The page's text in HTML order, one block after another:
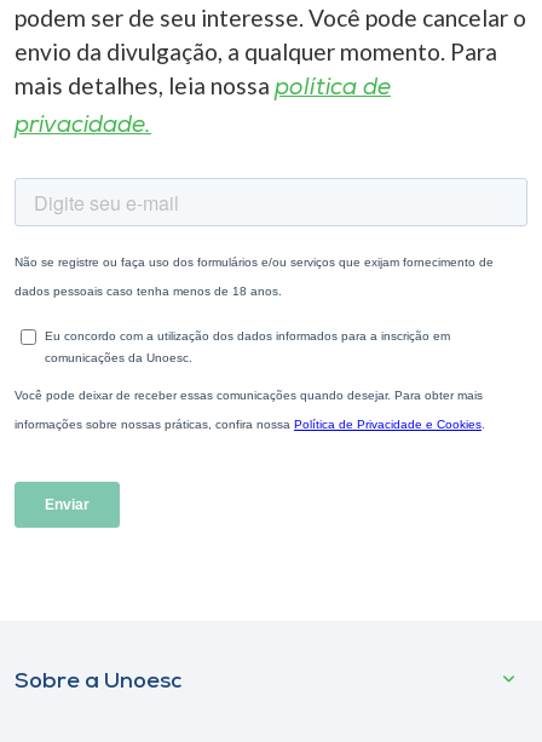
podem ser de seu interesse. Você pode cancelar o
envio da divulgação, a qualquer momento. Para
mais detalhes, leia nossa política de
privacidade.
Sobre a Unoesc